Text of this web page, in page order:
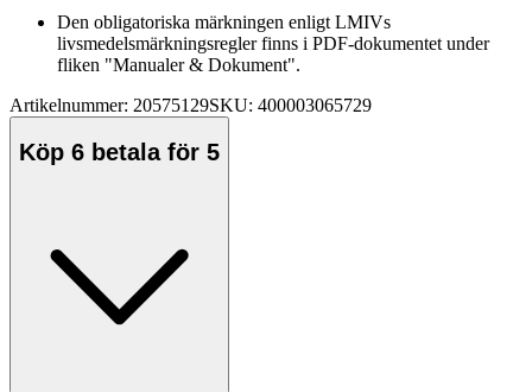
Den obligatoriska märkningen enligt LMIVs
livsmedelsmärkningsregler finns i PDF-dokumentet under
fliken "Manualer & Dokument".
Artikelnummer: 20575129SKU: 400003065729
Köp 6 betala för 5